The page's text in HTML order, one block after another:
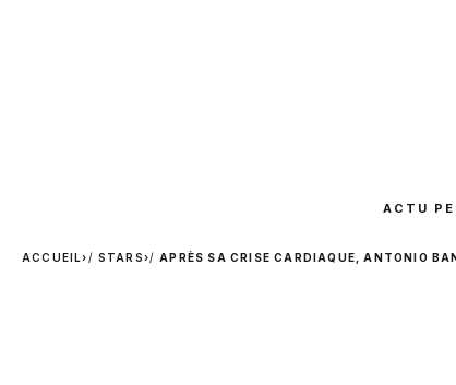
ACTU
ACCUEIL› STARS› APRÈS SA CRISE CARDIAQUE, ANTONIO